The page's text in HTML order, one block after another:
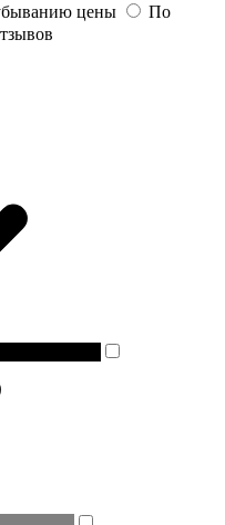
цены
По